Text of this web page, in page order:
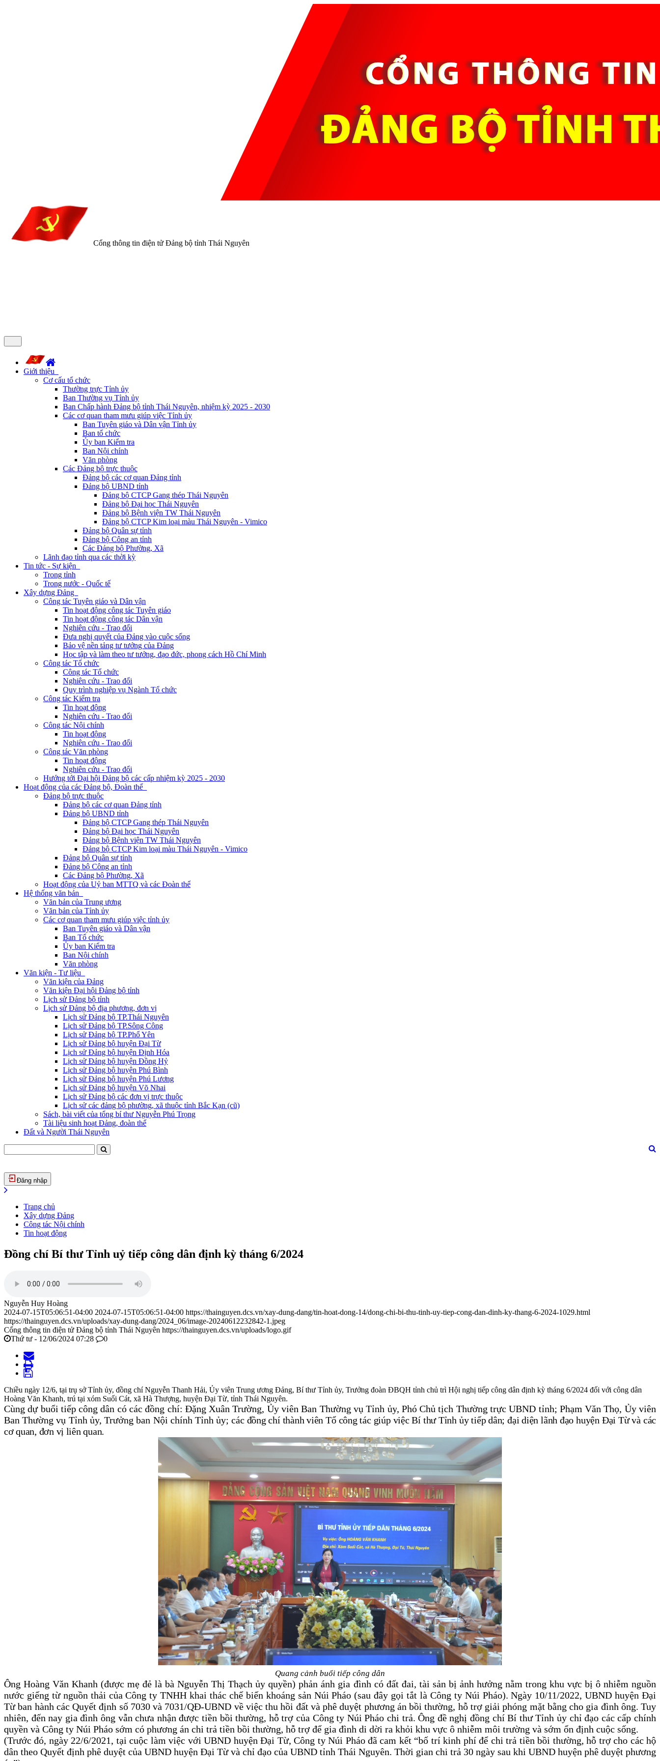
Cổng thông tin điện tử Đảng bộ tỉnh Thái Nguyên
Giới thiệu
Cơ cấu tổ chức
Thường trực Tỉnh ủy
Ban Thường vụ Tỉnh ủy
Ban Chấp hành Đảng bộ tỉnh Thái Nguyên, nhiệm kỳ 2025 - 2030
Các cơ quan tham mưu giúp việc Tỉnh ủy
Ban Tuyên giáo và Dân vận Tỉnh ủy
Ban tổ chức
Ủy ban Kiểm tra
Ban Nội chính
Văn phòng
Các Đảng bộ trực thuộc
Đảng bộ các cơ quan Đảng tỉnh
Đảng bộ UBND tỉnh
Đảng bộ CTCP Gang thép Thái Nguyên
Đảng bộ Đại học Thái Nguyên
Đảng bộ Bệnh viện TW Thái Nguyên
Đảng bộ CTCP Kim loại màu Thái Nguyên - Vimico
Đảng bộ Quân sự tỉnh
Đảng bộ Công an tỉnh
Các Đảng bộ Phường, Xã
Lãnh đạo tỉnh qua các thời kỳ
Tin tức - Sự kiện
Trong tỉnh
Trong nước - Quốc tế
Xây dựng Đảng
Công tác Tuyên giáo và Dân vận
Tin hoạt động công tác Tuyên giáo
Tin hoạt động công tác Dân vận
Nghiên cứu - Trao đổi
Đưa nghị quyết của Đảng vào cuộc sống
Bảo vệ nền tảng tư tưởng của Đảng
Học tập và làm theo tư tưởng, đạo đức, phong cách Hồ Chí Minh
Công tác Tổ chức
Công tác Tổ chức
Nghiên cứu - Trao đổi
Quy trình nghiệp vụ Ngành Tổ chức
Công tác Kiểm tra
Tin hoạt động
Nghiên cứu - Trao đổi
Công tác Nội chính
Tin hoạt động
Nghiên cứu - Trao đổi
Công tác Văn phòng
Tin hoạt động
Nghiên cứu - Trao đổi
Hướng tới Đại hội Đảng bộ các cấp nhiệm kỳ 2025 - 2030
Hoạt động của các Đảng bộ, Đoàn thể
Đảng bộ trực thuộc
Đảng bộ các cơ quan Đảng tỉnh
Đảng bộ UBND tỉnh
Đảng bộ CTCP Gang thép Thái Nguyên
Đảng bộ Đại học Thái Nguyên
Đảng bộ Bệnh viện TW Thái Nguyên
Đảng bộ CTCP Kim loại màu Thái Nguyên - Vimico
Đảng bộ Quân sự tỉnh
Đảng bộ Công an tỉnh
Các Đảng bộ Phường, Xã
Hoạt động của Uỷ ban MTTQ và các Đoàn thể
Hệ thống văn bản
Văn bản của Trung ương
Văn bản của Tỉnh ủy
Các cơ quan tham mưu giúp việc tỉnh ủy
Ban Tuyên giáo và Dân vận
Ban Tổ chức
Ủy ban Kiểm tra
Ban Nội chính
Văn phòng
Văn kiện - Tư liệu
Văn kiện của Đảng
Văn kiện Đại hội Đảng bộ tỉnh
Lịch sử Đảng bộ tỉnh
Lịch sử Đảng bộ địa phương, đơn vị
Lịch sử Đảng bộ TP.Thái Nguyên
Lịch sử Đảng bộ TP.Sông Công
Lịch sử Đảng bộ TP.Phổ Yên
Lịch sử Đảng bộ huyện Đại Từ
Lịch sử Đảng bộ huyện Định Hóa
Lịch sử Đảng bộ huyện Đồng Hỷ
Lịch sử Đảng bộ huyện Phú Bình
Lịch sử Đảng bộ huyện Phú Lương
Lịch sử Đảng bộ huyện Võ Nhai
Lịch sử Đảng bộ các đơn vị trực thuộc
Lịch sử các đảng bộ phường, xã thuộc tỉnh Bắc Kạn (cũ)
Sách, bài viết của tổng bí thư Nguyễn Phú Trọng
Tài liệu sinh hoạt Đảng, đoàn thể
Đất và Người Thái Nguyên
Đăng nhập
Trang chủ
Xây dựng Đảng
Công tác Nội chính
Tin hoạt động
Đồng chí Bí thư Tỉnh uỷ tiếp công dân định kỳ tháng 6/2024
Nguyễn Huy Hoàng
2024-07-15T05:06:51-04:00 2024-07-15T05:06:51-04:00 https://thainguyen.dcs.vn/xay-dung-dang/tin-hoat-dong-14/dong-chi-bi-thu-tinh-uy-tiep-cong-dan-dinh-ky-thang-6-2024-1029.html
https://thainguyen.dcs.vn/uploads/xay-dung-dang/2024_06/image-20240612232842-1.jpeg
Cổng thông tin điện tử Đảng bộ tỉnh Thái Nguyên https://thainguyen.dcs.vn/uploads/logo.gif
Thứ tư - 12/06/2024 07:28
0
Chiều ngày 12/6, tại trụ sở Tỉnh ủy, đồng chí Nguyễn Thanh Hải, Ủy viên Trung ương Đảng, Bí thư Tỉnh ủy, Trưởng đoàn ĐBQH tỉnh chủ trì Hội nghị tiếp công dân định kỳ tháng 6/2024 đối với công dân
Hoàng Văn Khanh, trú tại xóm Suối Cát, xã Hà Thượng, huyện Đại Từ, tỉnh Thái Nguyên.
Cùng dự buổi tiếp công dân có các đồng chí: Đặng Xuân Trường, Ủy viênBan Thường vụ Tỉnh ủy, Phó Chủ tịch Thường trực UBND tỉnh; Phạm Văn Thọ, Ủy viên
Ban Thường vụ Tỉnh ủy, Trưởng ban Nội chính Tỉnh ủy;các đồng chí thành viên Tổ công tác giúp việc Bí thư Tỉnh ủy tiếp dân; đại diện lãnh đạo huyện Đại Từ và các
cơ quan, đơn vị liên quan.
Quang cảnh buổi tiếp công dân
Ông Hoàng Văn Khanh (được mẹ đẻ là bà Nguyễn Thị Thạch ủy quyền) phản ánh gia đình có đất đai, tài sản bị ảnh hưởng nằm trong khu vực bị ô nhiễm nguồn
nước giếng từ nguồn thải của Công ty TNHH khai thác chế biến khoáng sản Núi Pháo (sau đây gọi tắt là Công ty Núi Pháo). Ngày 10/11/2022, UBND huyện Đại
Từ ban hành các Quyết định số 7030 và 7031/QĐ-UBND về việc thu hồi đất và phê duyệt phương án bồi thường, hỗ trợ giải phóng mặt bằng cho gia đình ông. Tuy
nhiên, đến nay gia đình ông vẫn chưa nhận được tiền bồi thường, hỗ trợ của Công ty Núi Pháo chi trả. Ông đề nghị đồng chí Bí thư Tỉnh ủy chỉ đạo các cấp chính
quyền và Công ty Núi Pháo sớm có phương án chi trả tiền bồi thường, hỗ trợ để gia đình di dời ra khỏi khu vực ô nhiễm môi trường và sớm ổn định cuộc sống.
(Trước đó, ngày 22/6/2021, tại cuộc làm việc với UBND huyện Đại Từ, Công ty Núi Pháo đã cam kết “bố trí kinh phí để chi trả tiền bồi thường, hỗ trợ cho các hộ
dân theo Quyết định phê duyệt của UBND huyện Đại Từ và chỉ đạo của UBND tỉnh Thái Nguyên. Thời gian chi trả 30 ngày sau khi UBND huyện phê duyệt phương